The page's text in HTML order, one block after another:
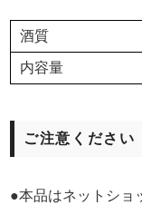
酒質
内容量
ご注意ください
●本品はネットショ